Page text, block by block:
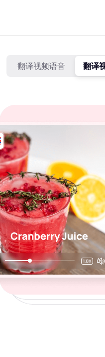
翻译视频语音 翻译